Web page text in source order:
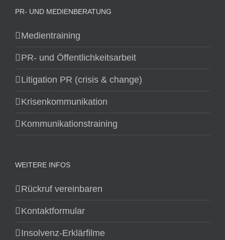
PR- UND MEDIENBERATUNG
Medientraining
PR- und Öffentlichkeitsarbeit
Litigation PR (crisis & change)
Krisenkommunikation
Kommunikationstraining
WEITERE INFOS
Rückruf vereinbaren
Kontaktformular
Insolvenz-Erklärfilme